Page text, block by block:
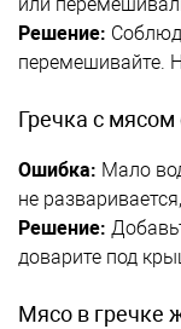
или
Решение:
перемешивайте.
Гречка с
Ошибка: Мало
не
Решение:
доварите под
Мясо в гречке